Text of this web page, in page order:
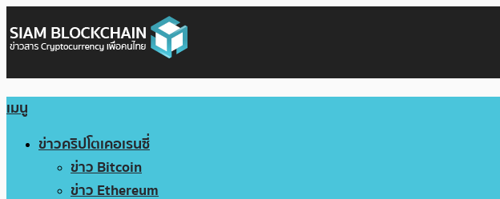
เมนู
ข่าวคริปโตเคอเรนซี่
ข่าว Bitcoin
ข่าว Ethereum